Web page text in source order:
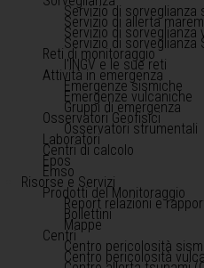
Servizio di sorveglianza
Servizio di allerta
Servizio di sorveglianza
Servizio di sorveglianza
Reti di monitoraggio
l'INGV e le sue reti
Attività in emergenza
Emergenze sismiche
Emergenze vulcaniche
Gruppi di emergenza
Osservatori Geofisici
Osservatori strumentali
Laboratori
Centri di calcolo
Epos
Emso
Risorse e Servizi
Prodotti del Monitoraggio
Report relazioni e
Bollettini
Mappe
Centri
Centro pericolosità
Centro pericolosità